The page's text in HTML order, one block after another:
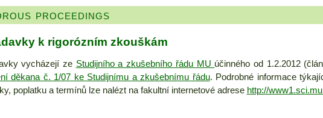
proceedings
k rigorózním zkouškám
vycházejí ze Studijního a zkušebního řádu MU účinného od 1.2.2012
děkana č. 1/07 ke Studijnímu a zkušebnímu řádu. Podrobné informace
poplatku a termínů lze nalézt na fakultní internetové adrese http://